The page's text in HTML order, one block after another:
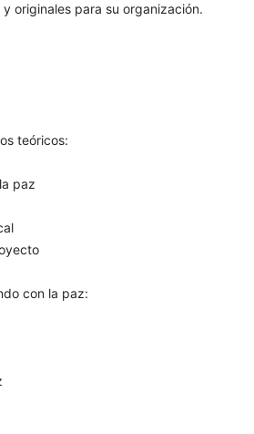
originales para su organización.
teóricos:
paz
con la paz: